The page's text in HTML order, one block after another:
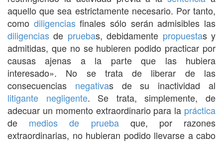
aquello que sea estrictamente necesario. Por tanto,
como diligenciasfinales sólo serán admisibles las
diligencias de pruebas, debidamente propuestas y
admitidas, que no se hubieren podido practicar por
causas ajenas a la parte que las hubiera
interesado». No se trata de liberar de las
consecuencias negativas de su inactividad al
litigante
negligente. Se trata, simplemente, de
adecuar un momento extraordinario para la práctica
de medios de pruebaque, por razones
extraordinarias, no hubieran podido llevarse a cabo